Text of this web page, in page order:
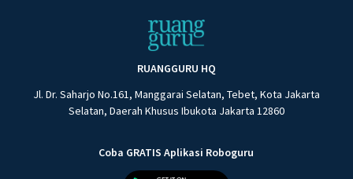
RUANGGURU HQ
Jl. Dr. Saharjo No.161, Manggarai Selatan, Tebet, Kota Jakarta
Selatan, Daerah Khusus Ibukota Jakarta 12860
Coba GRATIS Aplikasi Roboguru